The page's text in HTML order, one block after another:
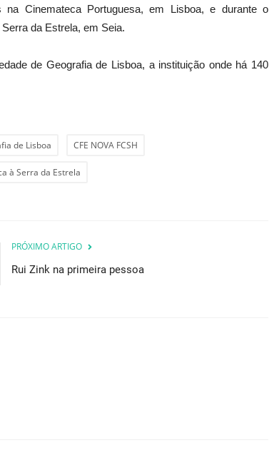
na Cinemateca Portuguesa, em Lisboa, e durante o
da Estrela, em Seia.
de Geografia de Lisboa, a instituição onde há 140
de Lisboa CFE NOVA FCSH
à Serra da Estrela
PRÓXIMO ARTIGO
Rui Zink na primeira pessoa
Cultura
Natal em Coura